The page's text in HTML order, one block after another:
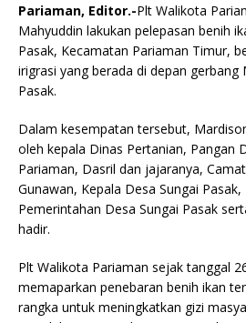
Pariaman, Editor.-Plt Walikota
Mahyuddin lakukan pelepasan benih
Pasak, Kecamatan Pariaman Timur,
irigrasi yang berada di depan gerbang
Pasak.
Dalam kesempatan tersebut,
oleh kepala Dinas Pertanian, Pangan
Pariaman, Dasril dan jajaranya,
Gunawan, Kepala Desa Sungai
Pemerintahan Desa Sungai Pasak
hadir.
Plt Walikota Pariaman sejak tanggal
memaparkan penebaran benih ikan
rangka untuk meningkatkan gizi